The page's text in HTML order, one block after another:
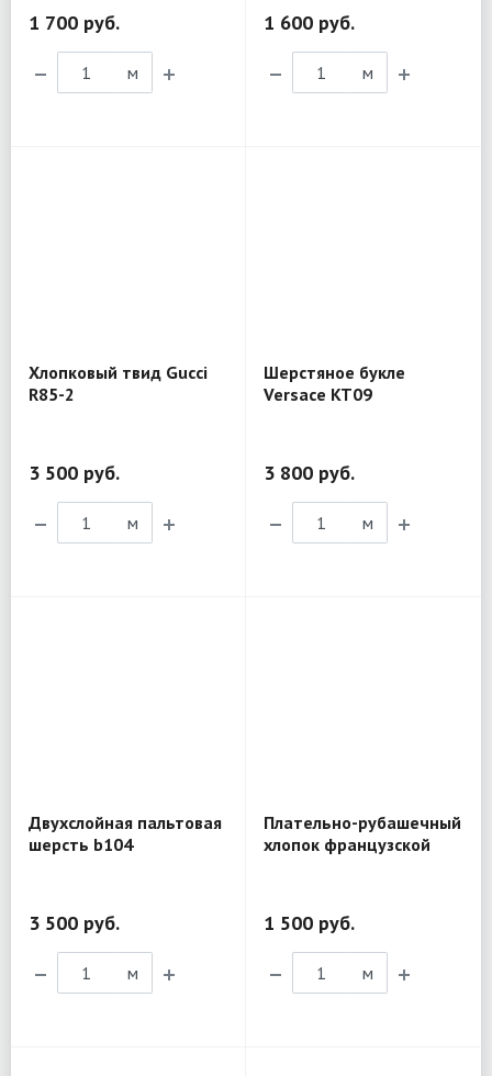
1 700 руб.
м
1 600 руб.
м
Хлопковый твид Gucci
R85-2
3 500 руб.
м
Шерстяное букле
Versace KT09
3 800 руб.
м
Двухслойная пальтовая
шерсть b104
3 500 руб.
м
Плательно-рубашечный
хлопок французской
1 500 руб.
м